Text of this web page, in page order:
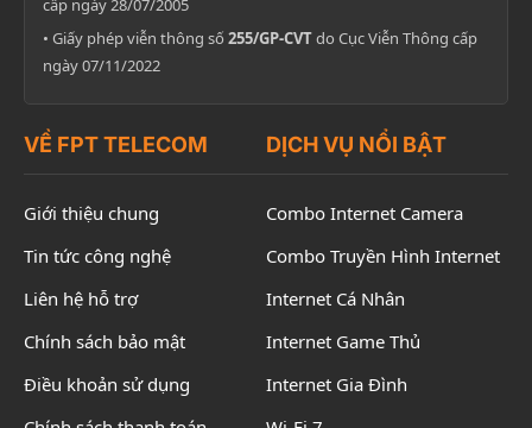
cấp ngày 28/07/2005
• Giấy phép viễn thông số 255/GP-CVTdo Cục Viễn Thông cấp
ngày 07/11/2022
VỀ FPT TELECOM
Giới thiệu chung
Tin tức công nghệ
Liên hệ hỗ trợ
Chính sách bảo mật
Điều khoản sử dụng
DỊCH VỤ NỔI BẬT
Combo Internet Camera
Combo Truyền Hình Internet
Internet Cá Nhân
Internet Game Thủ
Internet Gia Đình